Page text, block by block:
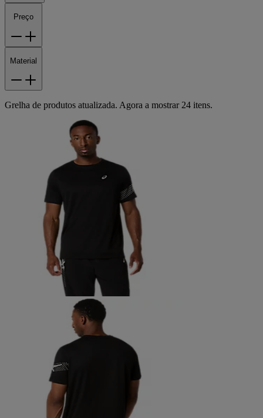
Preço
Material
Grelha de produtos atualizada. Agora a mostrar 24 itens.